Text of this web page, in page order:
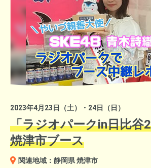
2023年4月23日（土）・24日（日）
「ラジオパークin日比谷
焼津市ブース
関連地域：静岡県 焼津市